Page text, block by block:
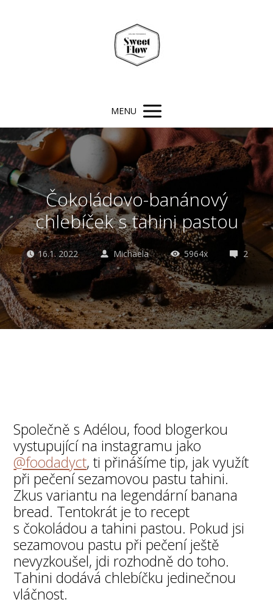
MENU
Čokoládovo-banánový
chlebíček s tahini pastou
16.1. 2022 Michaela 5964x 2
Společně s Adélou, food blogerkou
vystupující na instagramu jako
@foodadyct, ti přinášíme tip, jak využít
při pečení sezamovou pastu tahini.
Zkus variantu na legendární banana
bread. Tentokrát je to recept
s čokoládou a tahini pastou. Pokud jsi
sezamovou pastu při pečení ještě
nevyzkoušel, jdi rozhodně do toho.
Tahini dodává chlebíčku jedinečnou
vláčnost.